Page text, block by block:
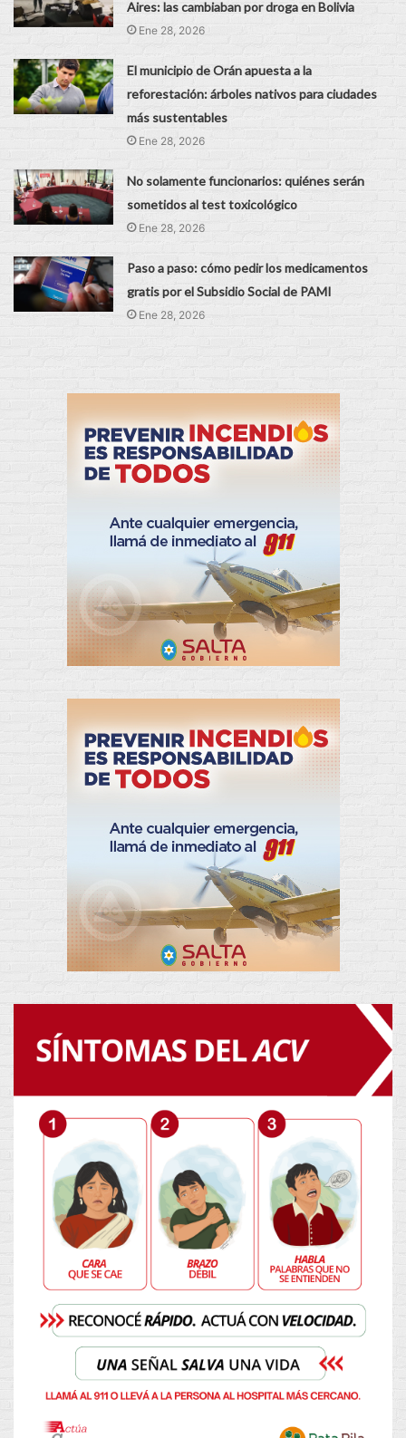
Aires: las cambiaban por droga en Bolivia
Ene 28, 2026
El municipio de Orán apuesta a la
reforestación: árboles nativos para ciudades
más sustentables
Ene 28, 2026
No solamente funcionarios: quiénes serán
sometidos al test toxicológico
Ene 28, 2026
Paso a paso: cómo pedir los medicamentos
gratis por el Subsidio Social de PAMI
Ene 28, 2026